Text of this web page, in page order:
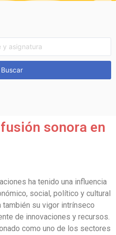
Buscar
sonora en
ha tenido una influencia
social, político y cultural
su vigor intrínseco
de innovaciones y recursos.
como uno de los sectores